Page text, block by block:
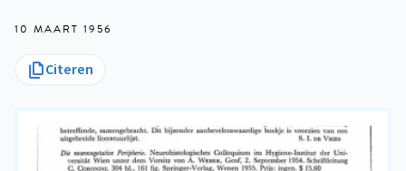
10 MAART 1956
Citeren